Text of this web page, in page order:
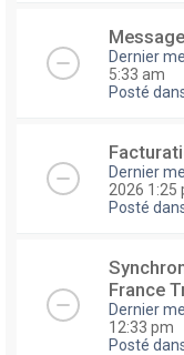
Dernier
5:33 am
Posté
Dernier
2026 1:25
Posté
France
Dernier
12:33 pm
Posté